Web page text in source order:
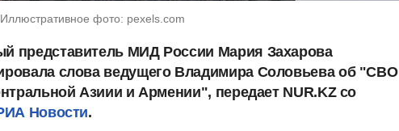
фото: pexels.com
представитель МИД России Мария Захарова
слова ведущего Владимира Соловьева об "СВО
Азиии и Армении", передает NUR.KZ со
Новости.